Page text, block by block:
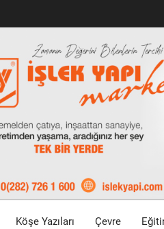
Köşe Yazıları Çevre